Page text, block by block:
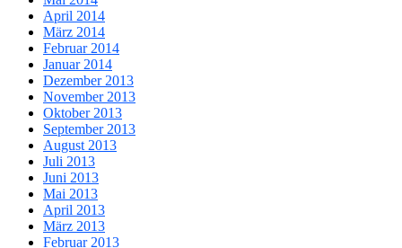
April 2014
März 2014
Februar 2014
Januar 2014
Dezember 2013
November 2013
Oktober 2013
September 2013
August 2013
Juli 2013
Juni 2013
Mai 2013
April 2013
März 2013
Februar 2013